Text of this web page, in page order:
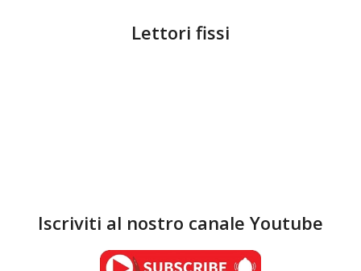
Lettori fissi
Iscriviti al nostro canale Youtube